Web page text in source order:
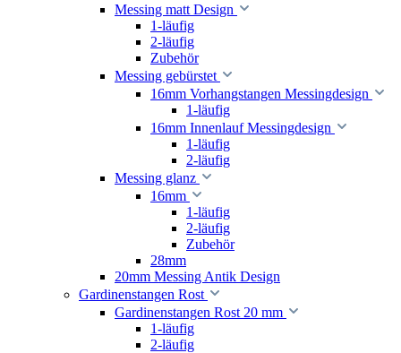
Messing matt Design
1-läufig
2-läufig
Zubehör
Messing gebürstet
16mm Vorhangstangen Messingdesign
1-läufig
16mm Innenlauf Messingdesign
1-läufig
2-läufig
Messing glanz
16mm
1-läufig
2-läufig
Zubehör
28mm
20mm Messing Antik Design
Gardinenstangen Rost
Gardinenstangen Rost 20 mm
1-läufig
2-läufig